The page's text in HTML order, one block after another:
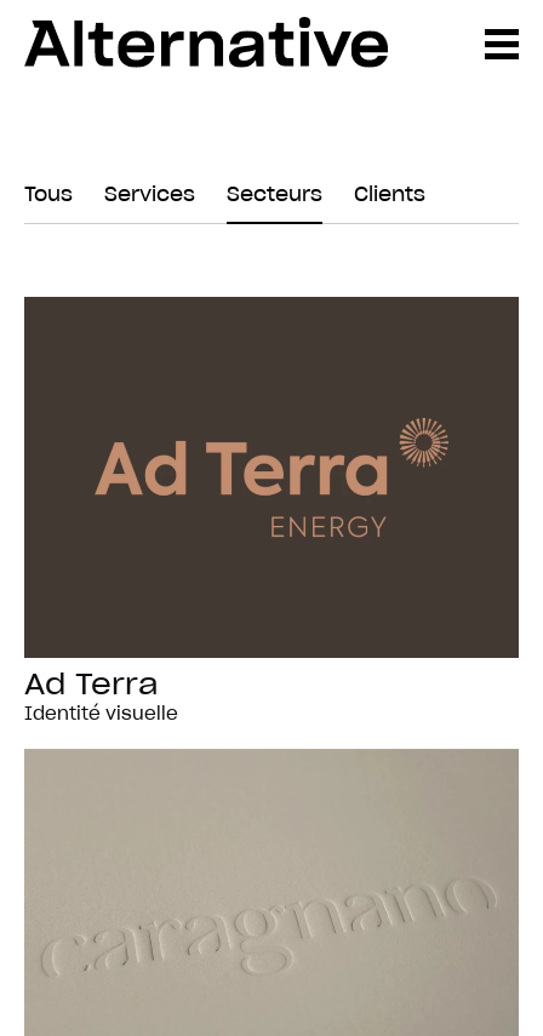
Tous Services Secteurs Clients
Ad Terra
Identité visuelle